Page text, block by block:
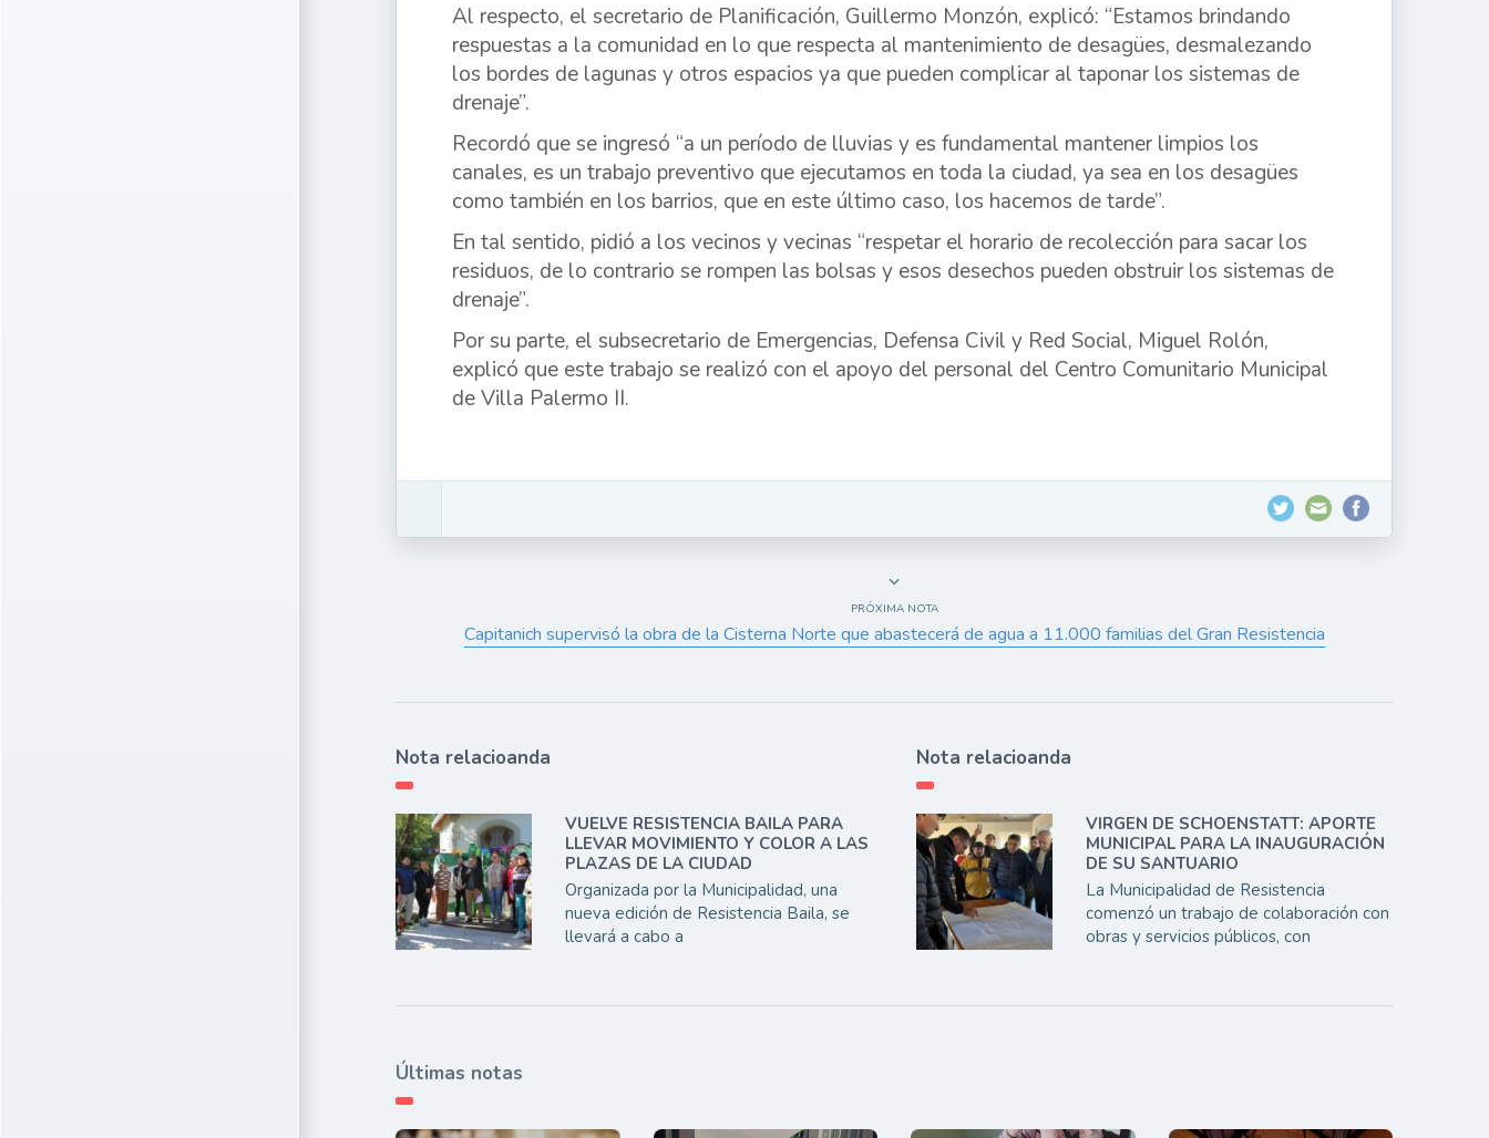
Al respecto, el secretario de Planificación, Guillermo Monzón, explicó: “Estamos brindando
respuestas a la comunidad en lo que respecta al mantenimiento de desagües, desmalezando
los bordes de lagunas y otros espacios ya que pueden complicar al taponar los sistemas de
drenaje”.
Recordó que se ingresó “a un período de lluvias y es fundamental mantener limpios los
canales, es un trabajo preventivo que ejecutamos en toda la ciudad, ya sea en los desagües
como también en los barrios, que en este último caso, los hacemos de tarde”.
En tal sentido, pidió a los vecinos y vecinas “respetar el horario de recolección para sacar los
residuos, de lo contrario se rompen las bolsas y esos desechos pueden obstruir los sistemas de
drenaje”.
Por su parte, el subsecretario de Emergencias, Defensa Civil y Red Social, Miguel Rolón,
explicó que este trabajo se realizó con el apoyo del personal del Centro Comunitario Municipal
de Villa Palermo II.
PRÓXIMA NOTA
Capitanich supervisó la obra de la Cisterna Norte que abastecerá de agua a 11.000 familias del Gran Resistencia
Nota relacioanda
VUELVE RESISTENCIA BAILA PARA
LLEVAR MOVIMIENTO Y COLOR A LAS
PLAZAS DE LA CIUDAD
Organizada por la Municipalidad, una
nueva edición de Resistencia Baila, se
llevará a cabo a
Nota relacioanda
VIRGEN DE SCHOENSTATT: APORTE
MUNICIPAL PARA LA INAUGURACIÓN
DE SU SANTUARIO
La Municipalidad de Resistencia
comenzó un trabajo de colaboración con
obras y servicios públicos, con
Últimas notas